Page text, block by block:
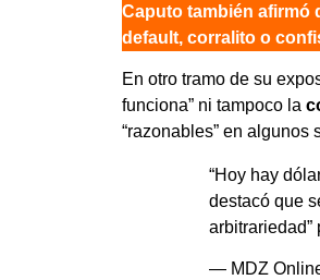
Caputo también afirmó
default, corralito o
En otro tramo de su
funciona” ni tampoco la
“razonables” en algunos
“Hoy hay
destacó que
arbitrariedad”
— MDZ